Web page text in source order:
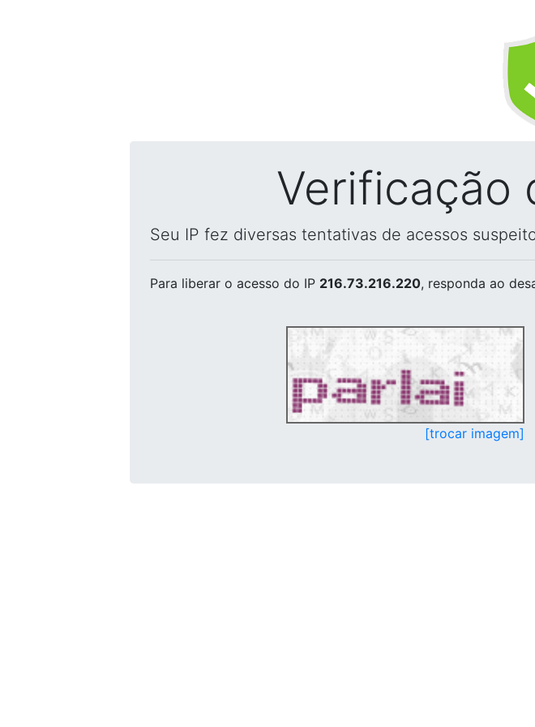
Verificação
Seu IP fez diversas tentativas de acessos
Para liberar o acesso do IP 216.73.216.220, responda ao
[trocar imagem]